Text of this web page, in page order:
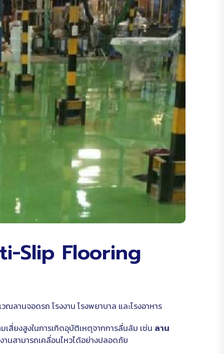
Slip Flooring
านจอดรถ โรงงาน โรงพยาบาล และโรงอาหาร
ยงสูงในการเกิดอุบัติเหตุจากการลื่นล้ม เช่น ลาน
านสามารถเคลื่อนไหวได้อย่างปลอดภัย